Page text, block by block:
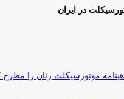
در ایران
موتورسیکلت زنان را